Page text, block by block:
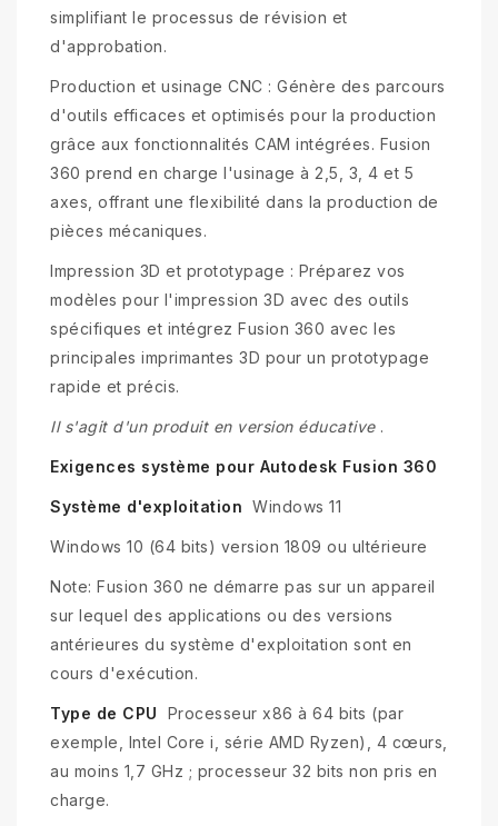
simplifiant le processus de révision et
d'approbation.
Production et usinage CNC : Génère des parcours
d'outils efficaces et optimisés pour la production
grâce aux fonctionnalités CAM intégrées. Fusion
360 prend en charge l'usinage à 2,5, 3, 4 et 5
axes, offrant une flexibilité dans la production de
pièces mécaniques.
Impression 3D et prototypage : Préparez vos
modèles pour l'impression 3D avec des outils
spécifiques et intégrez Fusion 360 avec les
principales imprimantes 3D pour un prototypage
rapide et précis.
Il s'agit d'un produit en version éducative .
Exigences système pour Autodesk Fusion 360
Système d'exploitation Windows 11
Windows 10 (64 bits) version 1809 ou ultérieure
Note: Fusion 360 ne démarre pas sur un appareil
sur lequel des applications ou des versions
antérieures du système d'exploitation sont en
cours d'exécution.
Type de CPU
Processeur x86 à 64 bits (par
exemple, Intel Core i, série AMD Ryzen), 4 cœurs,
au moins 1,7 GHz ; processeur 32 bits non pris en
charge.